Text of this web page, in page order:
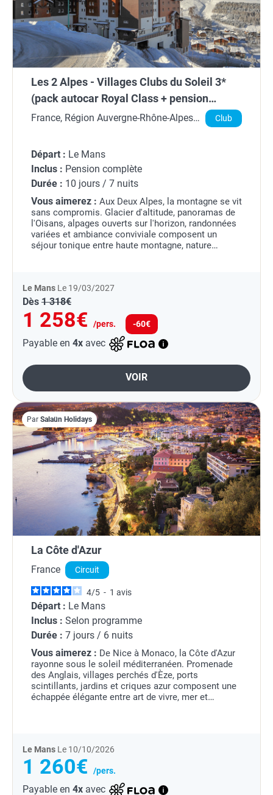
Les 2 Alpes - Villages Clubs du Soleil 3*
(pack autocar Royal Class + pension
complète + remontées + matériel inclus)
France, Région Auvergne-Rhône-Alpes,
Club
Départ : Le Mans
Inclus : Pension complète
Durée : 10 jours / 7 nuits
Vous aimerez : Aux Deux Alpes, la montagne se vit
sans compromis. Glacier d'altitude, panoramas de
l'Oisans, alpages ouverts sur l'horizon, randonnées
variées et ambiance conviviale composent un
séjour tonique entre haute montagne, nature
Le Mans Le 19/03/2027
Dès 1 318€
1 258€ /pers. -60€
Payable en 4x avec
VOIR
Par Salaün Holidays
La Côte d'Azur
France Circuit
4/5 - 1 avis
Départ : Le Mans
Inclus : Selon programme
Durée : 7 jours / 6 nuits
Vous aimerez : De Nice à Monaco, la Côte d'Azur
rayonne sous le soleil méditerranéen. Promenade
des Anglais, villages perchés d'Èze, ports
scintillants, jardins et criques azur composent une
échappée élégante entre art de vivre, mer et
Le Mans Le 10/10/2026
1 260€ /pers.
Payable en 4x avec